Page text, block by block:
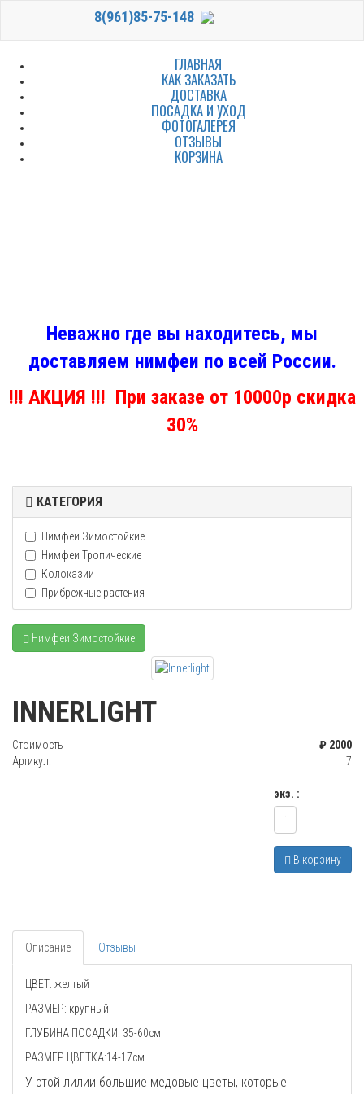
8(961)85-75-148
ГЛАВНАЯ
КАК ЗАКАЗАТЬ
ДОСТАВКА
ПОСАДКА И УХОД
ФОТОГАЛЕРЕЯ
ОТЗЫВЫ
КОРЗИНА
Неважно где вы находитесь, мы
доставляем нимфеи по всей России.
!!! АКЦИЯ !!! При заказе от 10000р скидка
30%
КАТЕГОРИЯ
Нимфеи Зимостойкие
Нимфеи Тропические
Колоказии
Прибрежные растения
Нимфеи Зимостойкие
INNERLIGHT
Стоимость
₽ 2000
Артикул:
7
экз. :
В корзину
Описание Отзывы
ЦВЕТ: желтый
РАЗМЕР: крупный
ГЛУБИНА ПОСАДКИ: 35-60см
РАЗМЕР ЦВЕТКА:14-17см
У этой лилии большие медовые цветы, которые